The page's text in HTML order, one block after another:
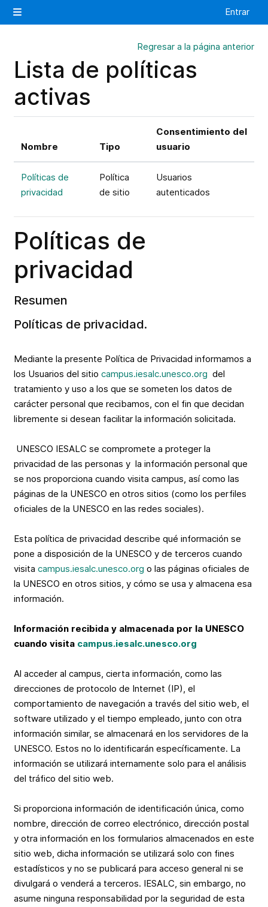
Entrar
Regresar a la página anterior
Lista de políticas
activas
Nombre Tipo
Consentimiento del
usuario
Políticas de
privacidad
Política
de sitio
Usuarios
autenticados
Políticas de
privacidad
Resumen
Políticas de privacidad.
Mediante la presente Política de Privacidad informamos a
los Usuarios del sitio campus.iesalc.unesco.org del
tratamiento y uso a los que se someten los datos de
carácter personal que recibamos, con el fin que decidan
libremente si desean facilitar la información solicitada.
UNESCO IESALC se compromete a proteger la
privacidad de las personas y la información personal que
se nos proporciona cuando visita campus, así como las
páginas de la UNESCO en otros sitios (como los perfiles
oficiales de la UNESCO en las redes sociales).
Esta política de privacidad describe qué información se
pone a disposición de la UNESCO y de terceros cuando
visita campus.iesalc.unesco.org o las páginas oficiales de
la UNESCO en otros sitios, y cómo se usa y almacena esa
información.
Información recibida y almacenada por la UNESCO
cuando visita campus.iesalc.unesco.org
Al acceder al campus, cierta información, como las
direcciones de protocolo de Internet (IP), el
comportamiento de navegación a través del sitio web, el
software utilizado y el tiempo empleado, junto con otra
información similar, se almacenará en los servidores de la
UNESCO. Estos no lo identificarán específicamente. La
información se utilizará internamente solo para el análisis
del tráfico del sitio web.
Si proporciona información de identificación única, como
nombre, dirección de correo electrónico, dirección postal
y otra información en los formularios almacenados en este
sitio web, dicha información se utilizará solo con fines
estadísticos y no se publicará para acceso general ni se
divulgará o venderá a terceros. IESALC, sin embargo, no
asume ninguna responsabilidad por la seguridad de esta